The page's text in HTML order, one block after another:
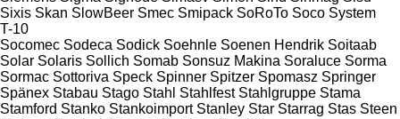
Sixis Skan SlowBeer Smec Smipack SoRoTo Soco System
T-10
Socomec Sodeca Sodick Soehnle Soenen Hendrik Soitaab
Solar Solaris Sollich Somab Sonsuz Makina Soraluce Sorma
Sormac Sottoriva Speck Spinner Spitzer Spomasz Springer
Spänex Stabau Stago Stahl Stahlfest Stahlgruppe Stama
Stamford Stanko Stankoimport Stanley Star Starrag Stas Steen